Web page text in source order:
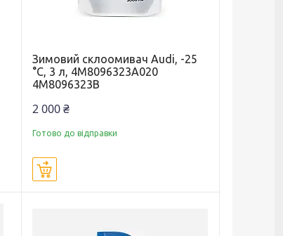
Зимовий склоомивач Audi, -25
°C, 3 л, 4M8096323A020
4M8096323B
2 000 ₴
Готово до відправки